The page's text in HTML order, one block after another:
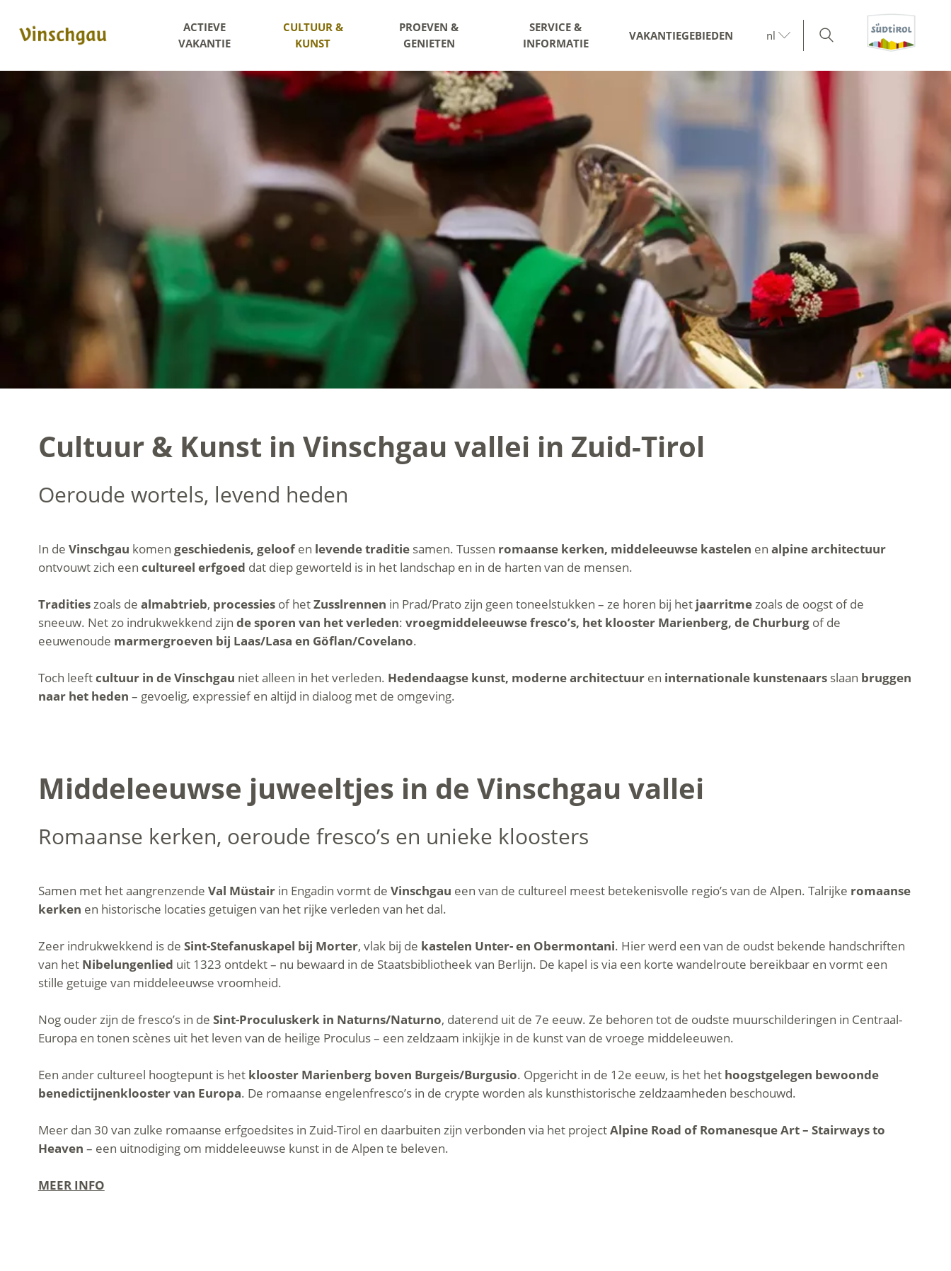
ACTIEVE
VAKANTIE
CULTUUR &
KUNST
PROEVEN &
GENIETEN
SERVICE &
INFORMATIE
VAKANTIEGEBIEDEN nl
Cultuur & Kunst in Vinschgau vallei in Zuid-Tirol
Oeroude wortels, levend heden
In de Vinschgau komen geschiedenis, geloofen levende traditie samen. Tussen romaanse kerken, middeleeuwse kastelen en alpine architectuur
ontvouwt zich een cultureel erfgoed dat diep geworteld is in het landschap en in de harten van de mensen.
Traditieszoals de almabtrieb, processies of hetZusslrennen in Prad/Prato zijn geen toneelstukken – ze horen bij het jaarritmezoals de oogst of de
sneeuw. Net zo indrukwekkend zijn de sporen van het verleden: vroegmiddeleeuwse fresco’s, het klooster Marienberg, de Churburg of de
eeuwenoude marmergroeven bij Laas/Lasa en Göflan/Covelano.
Toch leeftcultuur in de Vinschgau niet alleen in het verleden. Hedendaagse kunst, moderne architectuuren internationale kunstenaars slaan bruggen
naar het heden – gevoelig, expressief en altijd in dialoog met de omgeving.
Middeleeuwse juweeltjes in de Vinschgau vallei
Romaanse kerken, oeroude fresco’s en unieke kloosters
Samen met het aangrenzende Val Müstairin Engadin vormt de Vinschgau een van de cultureel meest betekenisvolle regio’s van de Alpen. Talrijke romaanse
kerken en historische locaties getuigen van het rijke verleden van het dal.
Zeer indrukwekkend is de Sint-Stefanuskapel bij Morter, vlak bij de kastelen Unter- en Obermontani. Hier werd een van de oudst bekende handschriften
van het Nibelungenlied uit 1323 ontdekt – nu bewaard in de Staatsbibliotheek van Berlijn. De kapel is via een korte wandelroute bereikbaar en vormt een
stille getuige van middeleeuwse vroomheid.
Nog ouder zijn de fresco’s in de Sint-Proculuskerk in Naturns/Naturno, daterend uit de 7e eeuw. Ze behoren tot de oudste muurschilderingen in Centraal-
Europa en tonen scènes uit het leven van de heilige Proculus – een zeldzaam inkijkje in de kunst van de vroege middeleeuwen.
Een ander cultureel hoogtepunt is het klooster Marienberg boven Burgeis/Burgusio. Opgericht in de 12e eeuw, is het het hoogstgelegen bewoonde
benedictijnenklooster van Europa. De romaanse engelenfresco’s in de crypte worden als kunsthistorische zeldzaamheden beschouwd.
Meer dan 30 van zulke romaanse erfgoedsites in Zuid-Tirol en daarbuiten zijn verbonden via het projectAlpine Road of Romanesque Art – Stairways to
Heaven – een uitnodiging om middeleeuwse kunst in de Alpen te beleven.
MEER INFO